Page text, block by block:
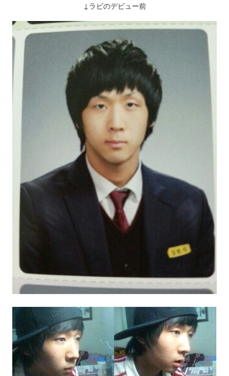
↓ラビのデビュー前